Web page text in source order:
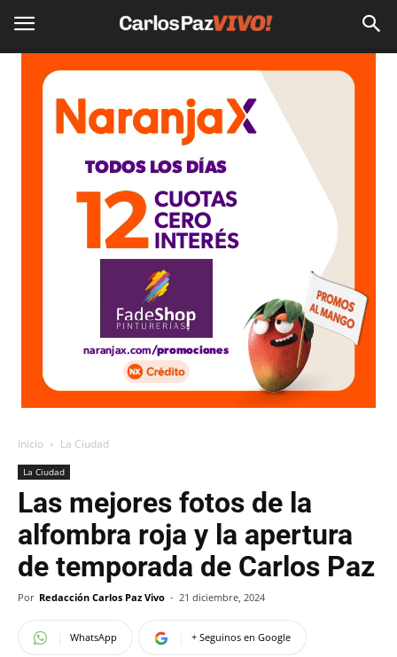
Inicio La Ciudad
La Ciudad
Las mejores fotos de la
alfombra roja y la apertura
de temporada de Carlos Paz
Por Redacción Carlos Paz Vivo - 21 diciembre, 2024
WhatsApp + Seguinos en Google